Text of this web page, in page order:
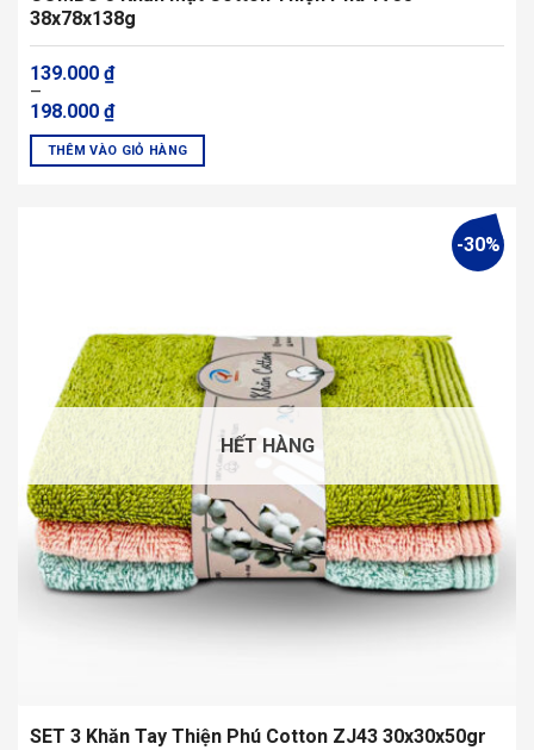
38x78x138g
139.000 ₫
–
198.000 ₫
Khoảng
giá:
từ
139.000 ₫
đến
198.000 ₫
THÊM VÀO GIỎ HÀNG
chọn
có
thể
được
chọn
trên
trang
sản
phẩm
-30%
HẾT HÀNG
SET 3 Khăn Tay Thiện Phú Cotton ZJ43 30x30x50gr